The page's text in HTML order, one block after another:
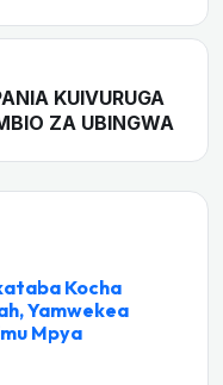
KUIVURUGA
ZA UBINGWA
Kocha
Yamwekea
Mpya